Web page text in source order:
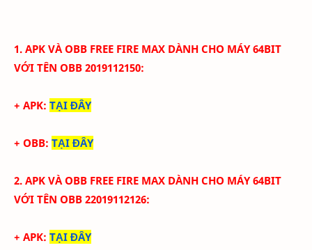
1. APK VÀ OBB FREE FIRE MAX DÀNH CHO MÁY 64BIT
VỚI TÊN OBB 2019112150:
+ APK: TẠI ĐÂY
+ OBB: TẠI ĐÂY
2. APK VÀ OBB FREE FIRE MAX DÀNH CHO MÁY 64BIT
VỚI TÊN OBB 22019112126:
+ APK: TẠI ĐÂY